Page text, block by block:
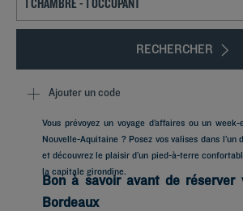
RECHERCHER
Ajouter un code
Vous prévoyez un voyage d’affaires ou un
Nouvelle-Aquitaine ? Posez vos valises dans l’un
et découvrez le plaisir d’un pied-à-terre
la capitale girondine.
Bon à savoir avant de réserver
Bordeaux